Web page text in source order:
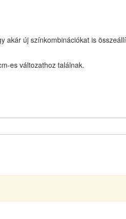
akár új színkombinációkat is
es változathoz találnak.